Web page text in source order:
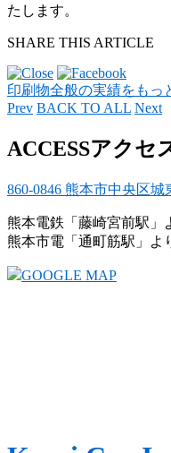
たします。
SHARE THIS ARTICLE
印刷物全般の実績をもっ
Prev BACK TO ALL Next
ACCESSアクセ
860-0846 熊本市中央区城
熊本電鉄「藤崎宮前駅」
熊本市電「通町筋駅」よ
GOOGLE MAP